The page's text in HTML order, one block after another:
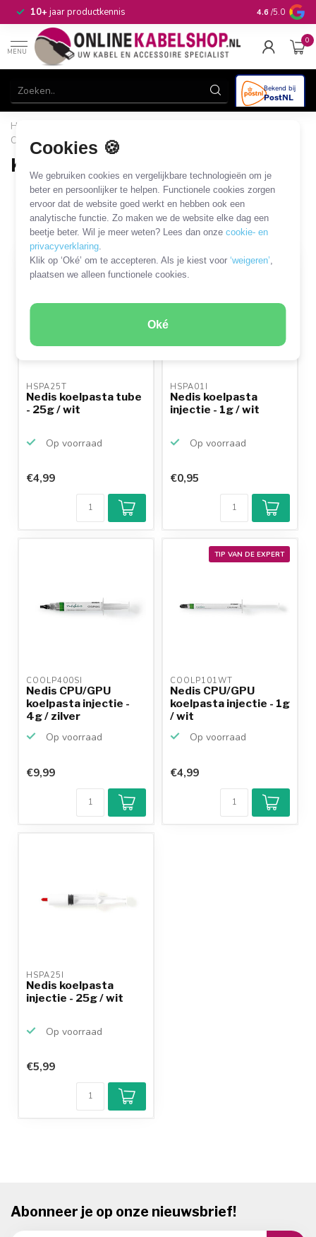
Cookies 🍪
We gebruiken cookies en vergelijkbare technologieën om je
beter en persoonlijker te helpen. Functionele cookies zorgen
ervoor dat de website goed werkt en hebben ook een
analytische functie. Zo maken we de website elke dag een
beetje beter. Wil je meer weten? Lees dan onzecookie- en
privacyverklaring.
Klik op ‘Oké’ om te accepteren. Als je kiest voor‘weigeren’,
plaatsen we alleen functionele cookies.
Oké
10+jaar productkennis 4.6 /5.0
MENU
0
Home
Computer
/ Koelpasta
Koelpasta
5 PRODUCTEN
Filters SORTEER OP
HSPA25T
Nedis koelpasta tube
- 25g / wit
Op voorraad
€4,99
OP = OP
HSPA01I
Nedis koelpasta
injectie - 1g / wit
Op voorraad
€0,95
COOLP400SI
Nedis CPU/GPU
koelpasta injectie -
4g / zilver
Op voorraad
€9,99
TIP VAN DE EXPERT
COOLP101WT
Nedis CPU/GPU
koelpasta injectie - 1g
/ wit
Op voorraad
€4,99
HSPA25I
Nedis koelpasta
injectie - 25g / wit
Op voorraad
€5,99
Abonneer je op onze nieuwsbrief!